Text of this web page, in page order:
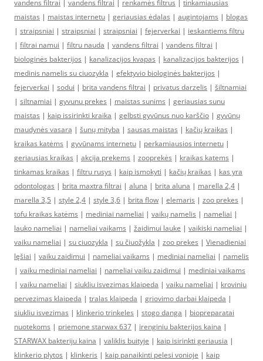
vandens filtrai | vandens filtrai | renkamės filtrus | tinkamiausias
maistas | maistas internetu | geriausias ėdalas | augintojams | blogas
| straipsniai | straipsniai | straipsniai | fejerverkai | ieskantiems filtru
| filtrai namui | filtru nauda | vandens filtrai | vandens filtrai |
biologinės bakterijos | kanalizacijos kvapas | kanalizacijos bakterijos |
medinis namelis su ciuozykla | efektyvio biologinės bakterijos |
fejerverkai | sodui | brita vandens filtrai | privatus darzelis | šiltnamiai
| siltnamiai | gyvunu prekes | maistas sunims | geriausias sunu
maistas | kaip issirinkti kraika | gelbsti gyvūnus nuo karščio | gyvūnų
maudynės vasarą | šunų mityba | sausas maistas | kačių kraikas |
kraikas katėms | gyvūnams internetu | perkamiausios internetu |
geriausias kraikas | akcija prekems | zooprekės | kraikas katems |
tinkamas kraikas | filtru rusys | kaip ismokyti | kačių kraikas | kas yra
odontologas | brita maxtra filtrai | aluna | brita aluna | marella 2,4 |
marella 3,5 | style 2,4 | style 3,6 | brita flow | elemaris | zoo prekes |
tofu kraikas katėms | mediniai nameliai | vaikų namelis | nameliai |
lauko nameliai | nameliai vaikams | žaidimui lauke | vaikiski nameliai |
vaiku nameliai | su ciuozykla | su čiuožykla | zoo prekes | Vienadieniai
lęšiai | vaiku zaidimui | nameliai vaikams | mediniai nameliai | namelis
| vaiku mediniai nameliai | nameliai vaiku zaidimui | mediniai vaikams
| vaiku nameliai | siukliu isvezimas klaipeda | vaiku nameliai | kroviniu
pervezimas klaipeda | tralas klaipeda | griovimo darbai klaipeda |
siukliu isvezimas | klinkerio trinkeles | stogo danga | biopreparatai
nuotekoms | priemone starwax 637 | irenginiu bakterijos kaina |
STARWAX bakteriju kaina | valiklis buityje | kaip isirinkti geriausia |
klinkerio plytos | klinkeris | kaip panaikinti pelesi vonioje | kaip